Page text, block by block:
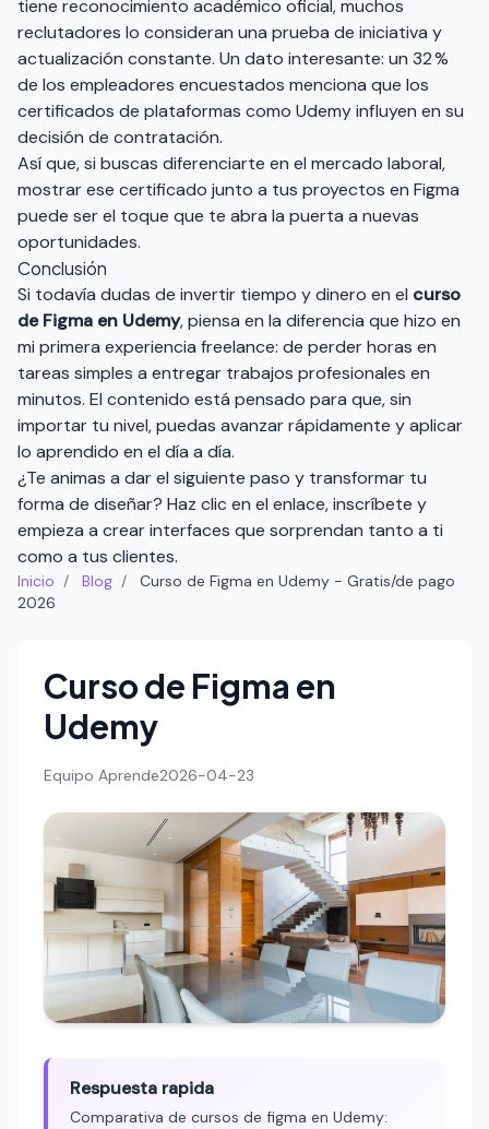
tiene reconocimiento académico oficial, muchos
reclutadores lo consideran una prueba de iniciativa y
actualización constante. Un dato interesante: un 32 %
de los empleadores encuestados menciona que los
certificados de plataformas como Udemy influyen en su
decisión de contratación.
Así que, si buscas diferenciarte en el mercado laboral,
mostrar ese certificado junto a tus proyectos en Figma
puede ser el toque que te abra la puerta a nuevas
oportunidades.
Conclusión
Si todavía dudas de invertir tiempo y dinero en el curso
de Figma en Udemy, piensa en la diferencia que hizo en
mi primera experiencia freelance: de perder horas en
tareas simples a entregar trabajos profesionales en
minutos. El contenido está pensado para que, sin
importar tu nivel, puedas avanzar rápidamente y aplicar
lo aprendido en el día a día.
¿Te animas a dar el siguiente paso y transformar tu
forma de diseñar? Haz clic en el enlace, inscríbete y
empieza a crear interfaces que sorprendan tanto a ti
como a tus clientes.
Inicio / Blog /
Curso de Figma en Udemy - Gratis/de pago
2026
Curso de Figma en
Udemy
Equipo Aprende2026-04-23
Respuesta rapida
Comparativa de cursos de figma en Udemy: